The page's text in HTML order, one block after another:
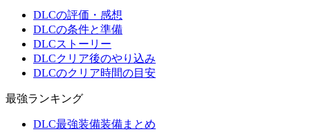
DLCの評価・感想
DLCの条件と準備
DLCストーリー
DLCクリア後のやり込み
DLCのクリア時間の目安
最強ランキング
DLC最強装備装備まとめ